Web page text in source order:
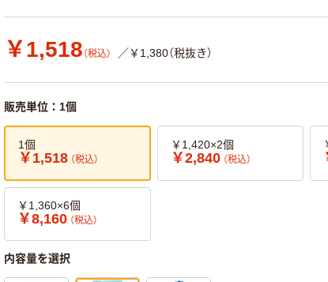
￥1,518 （税込） ／￥1,380（税抜き）
販売単位：1個
1個
￥1,518 （税込）
￥1,420×2個
￥2,840 （税込）
￥1,360×6個
￥8,160 （税込）
内容量を選択